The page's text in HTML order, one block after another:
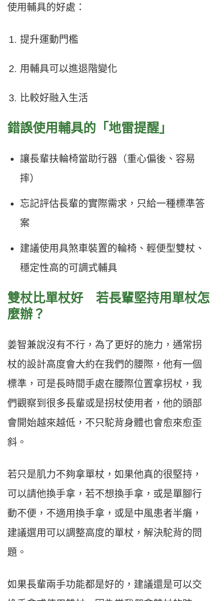
使用輔具的好處：
提升運動門檻
用輔具可以進退階變化
比較好融入生活
錯誤使用輔具的「地雷提醒」
讓長輩扶輪椅當助行器（重心偏後、容易
摔）
忘記評估長輩的實際需求，只給一種標準答
案
建議使用具煞車裝置的輪椅、輕便型雙杖、
穩定性高的可調式輔具
雙杖比單杖好 若長輩堅持用單杖怎
麼辦？
姜智兼說沒有不行，為了更好的施力，通常拐
杖的設計高度會大約在我們的腰際，他有一個
標準，可是長時間手處在腰際位置拿拐杖，我
們觀察到很多長輩或是拐杖使用者，他的頭部
會開始越來越低，不只駝背身體也會愈來愈歪
斜。
若只是肌力不夠拿單杖，如果他真的很堅持，
可以請他換手拿，若不想換手拿，或是單腳行
動不便，不適用換手拿，或是中風患者半癱，
建議選用可以調整高度的單杖，解決駝背的問
題。
如果長輩兩手功能都是好的，建議還是可以交